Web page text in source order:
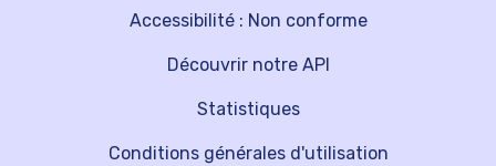
Découvrir notre API
Statistiques
Accessibilité : Non conforme
Conditions générales d'utilisation